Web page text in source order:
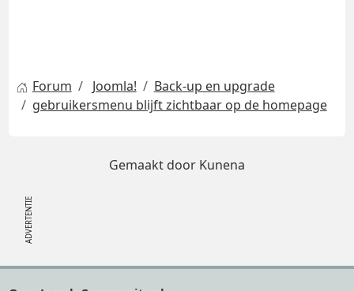
Forum Joomla!
Back-up en upgrade
gebruikersmenu blijft zichtbaar op de homepage
Gemaakt door Kunena